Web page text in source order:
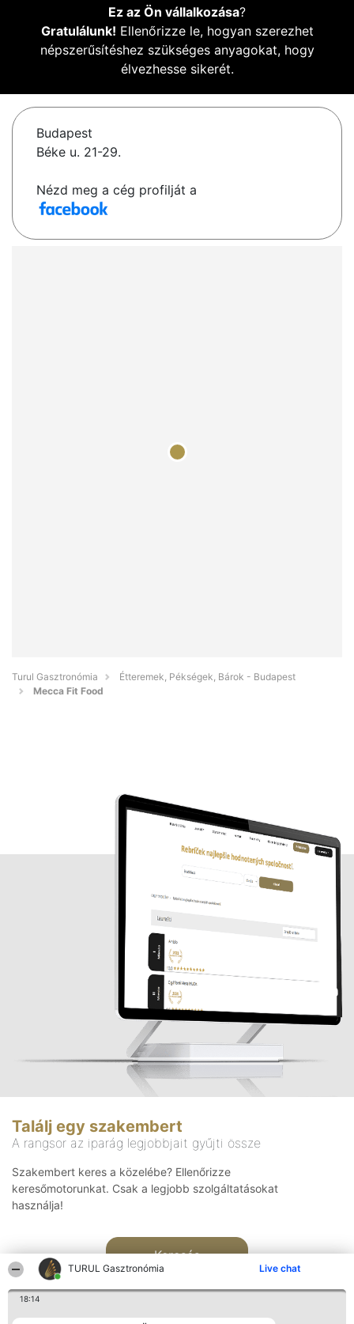
TURUL Gasztronómia Live chat
18:14
Ez az Ön vállalkozása?
Gratulálunk! Ellenőrizze le, hogyan szerezhet
népszerűsítéshez szükséges anyagokat, hogy
élvezhesse sikerét.
Budapest
Béke u. 21-29.
Nézd meg a cég profilját a
Turul Gasztronómia
Étteremek, Pékségek, Bárok - Budapest
Mecca Fit Food
Találj egy szakembert
A rangsor az iparág legjobbjait gyűjti össze
Szakembert keres a közelébe? Ellenőrizze
keresőmotorunkat. Csak a legjobb szolgáltatásokat
használja!
Keresés